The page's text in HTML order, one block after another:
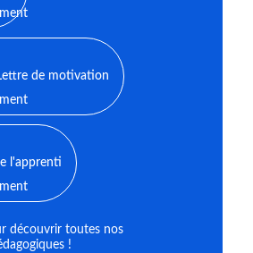
de motivation
l'apprenti
découvrir toutes nos
!